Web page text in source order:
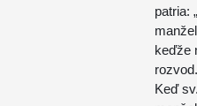
patria:
keďže
Keď